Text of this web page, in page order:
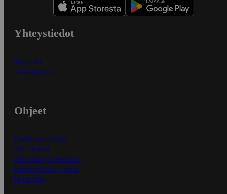
Yhteystiedot
Myymälät
Asiakaspalvelu
Ohjeet
Ensitilaajan ohjeet
Näin maksat
Näin tilaat ja muokkaat
Kaikki ohjeet ja vinkit
In English